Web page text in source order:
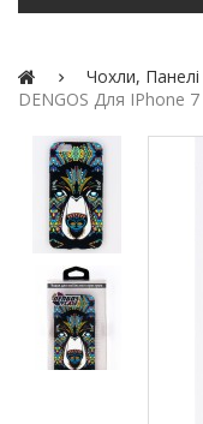
Чохли, Панелі
DENGOS Для IPhone